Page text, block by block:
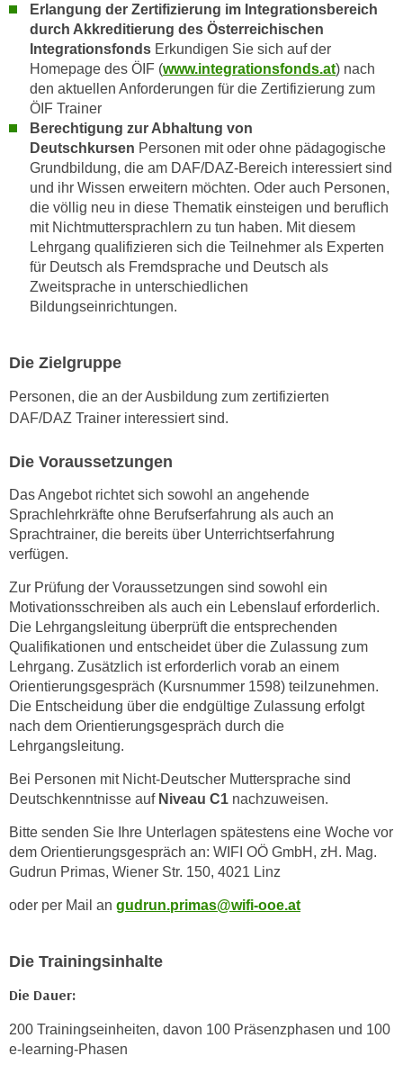
Erlangung der Zertifizierung im Integrationsbereich
durch Akkreditierung des Österreichischen
Integrationsfonds Erkundigen Sie sich auf der
Homepage des ÖIF (www.integrationsfonds.at) nach
den aktuellen Anforderungen für die Zertifizierung zum
ÖIF Trainer
Berechtigung zur Abhaltung von
Deutschkursen Personen mit oder ohne pädagogische
Grundbildung, die am DAF/DAZ-Bereich interessiert sind
und ihr Wissen erweitern möchten. Oder auch Personen,
die völlig neu in diese Thematik einsteigen und beruflich
mit Nichtmuttersprachlern zu tun haben. Mit diesem
Lehrgang qualifizieren sich die Teilnehmer als Experten
für Deutsch als Fremdsprache und Deutsch als
Zweitsprache in unterschiedlichen
Bildungseinrichtungen.
Die Zielgruppe
Personen, die an der Ausbildung zum zertifizierten
DAF/DAZ Trainer interessiert sind.
Die Voraussetzungen
Das Angebot richtet sich sowohl an angehende
Sprachlehrkräfte ohne Berufserfahrung als auch an
Sprachtrainer, die bereits über Unterrichtserfahrung
verfügen.
Zur Prüfung der Voraussetzungen sind sowohl ein
Motivationsschreiben als auch ein Lebenslauf erforderlich.
Die Lehrgangsleitung überprüft die entsprechenden
Qualifikationen und entscheidet über die Zulassung zum
Lehrgang. Zusätzlich ist erforderlich vorab an einem
Orientierungsgespräch (Kursnummer 1598) teilzunehmen.
Die Entscheidung über die endgültige Zulassung erfolgt
nach dem Orientierungsgespräch durch die
Lehrgangsleitung.
Bei Personen mit Nicht-Deutscher Muttersprache sind
Deutschkenntnisse auf Niveau C1 nachzuweisen.
Bitte senden Sie Ihre Unterlagen spätestens eine Woche vor
dem Orientierungsgespräch an: WIFI OÖ GmbH, zH. Mag.
Gudrun Primas, Wiener Str. 150, 4021 Linz
oder per Mail an gudrun.primas@wifi-ooe.at
Die Trainingsinhalte
Die Dauer:
200 Trainingseinheiten, davon 100 Präsenzphasen und 100
e-learning-Phasen
w
m
i
c
k
n
i
e
f
"
A
l
l
e
k
e
p
t
i
e
e
"
u
m
a